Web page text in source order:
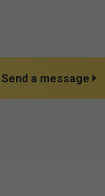
Send a message